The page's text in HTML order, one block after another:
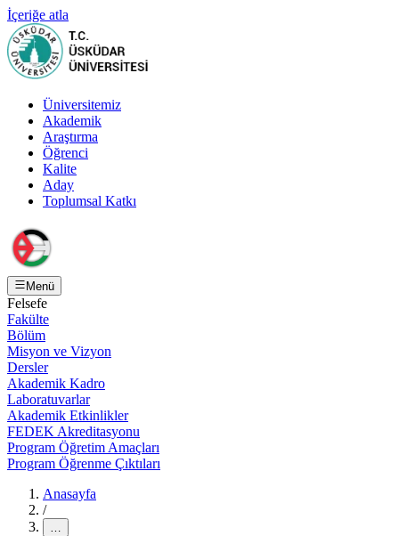
İçeriğe atla
Üniversitemiz
Akademik
Araştırma
Öğrenci
Kalite
Aday
Toplumsal Katkı
Menü
Felsefe
Fakülte
Bölüm
Misyon ve Vizyon
Dersler
Akademik Kadro
Laboratuvarlar
Akademik Etkinlikler
FEDEK Akreditasyonu
Program Öğretim Amaçları
Program Öğrenme Çıktıları
Anasayfa
/
…